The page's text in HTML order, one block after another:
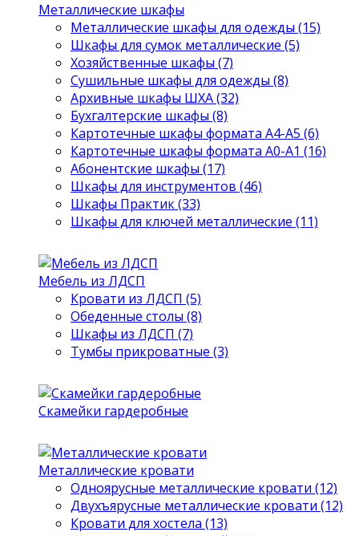
Металлические шкафы
Металлические шкафы для одежды (15)
Шкафы для сумок металлические (5)
Хозяйственные шкафы (7)
Сушильные шкафы для одежды (8)
Архивные шкафы ШХА (32)
Бухгалтерские шкафы (8)
Картотечные шкафы формата А4-А5 (6)
Картотечные шкафы формата А0-А1 (16)
Абонентские шкафы (17)
Шкафы для инструментов (46)
Шкафы Практик (33)
Шкафы для ключей металлические (11)
Мебель из ЛДСП
Кровати из ЛДСП (5)
Обеденные столы (8)
Шкафы из ЛДСП (7)
Тумбы прикроватные (3)
Скамейки гардеробные
Металлические кровати
Одноярусные металлические кровати (12)
Двухъярусные металлические кровати (12)
Кровати для хостела (13)